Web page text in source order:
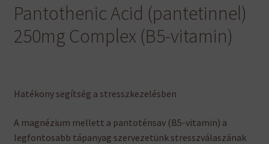
Pantothenic Acid (pantetinnel)
250mg Complex (B5-vitamin)
Hatékony segítség a stresszkezelésben
A magnézium mellett a pantoténsav (B5-vitamin) a
legfontosabb tápanyag szervezetünk stresszválaszának